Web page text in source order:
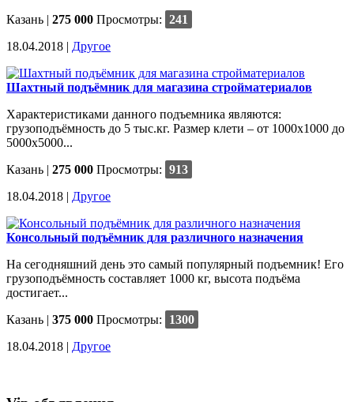
Казань | 275 000 Просмотры: 241
18.04.2018 | Другое
Шахтный подъёмник для магазина стройматериалов
Характеристиками данного подъемника являются:
грузоподъёмность до 5 тыс.кг. Размер клети – от 1000х1000 до
5000х5000...
Казань | 275 000 Просмотры: 913
18.04.2018 | Другое
Консольный подъёмник для различного назначения
На сегодняшний день это самый популярный подъемник! Его
грузоподъёмность составляет 1000 кг, высота подъёма
достигает...
Казань | 375 000 Просмотры:
1300
18.04.2018 | Другое